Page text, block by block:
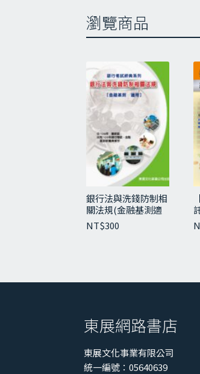
瀏覽商品
銀行法與洗錢防制相
關法規(金融基測適
用)
NT$300
東展網路書店
東展文化事業有限公司
統一編號：05640639